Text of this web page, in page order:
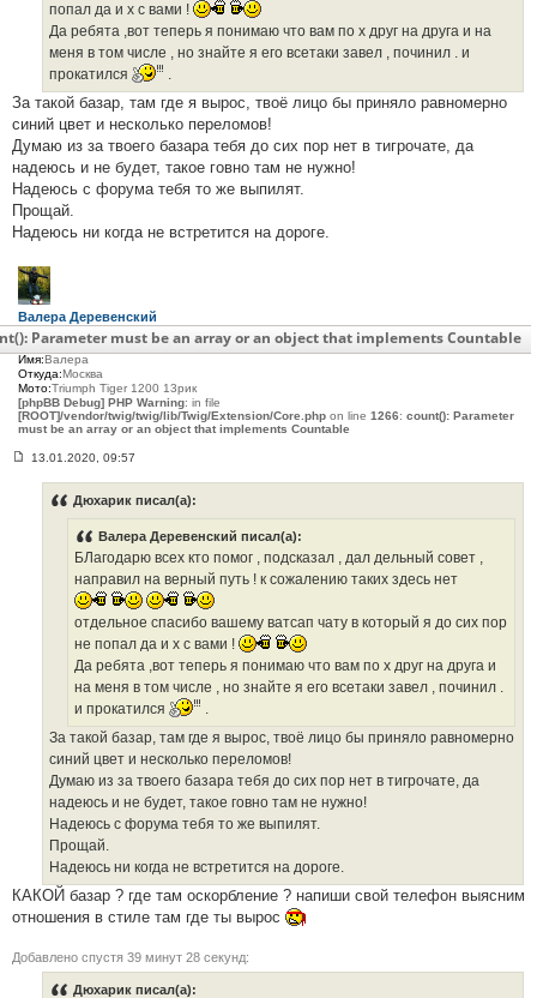
попал да и х с вами !
Да ребята ,вот теперь я понимаю что вам по х друг на друга и на
меня в том числе , но знайте я его всетаки завел , починил . и
прокатился
.
За такой базар, там где я вырос, твоё лицо бы приняло равномерно
синий цвет и несколько переломов!
Думаю из за твоего базара тебя до сих пор нет в тигрочате, да
надеюсь и не будет, такое говно там не нужно!
Надеюсь с форума тебя то же выпилят.
Прощай.
Надеюсь ни когда не встретится на дороге.
Валера Деревенский
Сообщения:27
С нами:6 лет 7 месяцев
Имя:Валера
Откуда:Москва
Мото:Triumph Tiger 1200 13рик
[phpBB Debug] PHP Warning: in file
[ROOT]/vendor/twig/twig/lib/Twig/Extension/Core.php on line 1266: count(): Parameter
must be an array or an object that implements Countable
Parameter must be an array or an object that implements Countable
13.01.2020, 09:57
Дюхарик писал(а):
Валера Деревенский писал(а):
БЛагодарю всех кто помог , подсказал , дал дельный совет ,
направил на верный путь ! к сожалению таких здесь нет
отдельное спасибо вашему ватсап чату в который я до сих пор
не попал да и х с вами !
Да ребята ,вот теперь я понимаю что вам по х друг на друга и
на меня в том числе , но знайте я его всетаки завел , починил .
и прокатился
За такой базар, там где я вырос, твоё лицо бы приняло равномерно
синий цвет и несколько переломов!
Думаю из за твоего базара тебя до сих пор нет в тигрочате, да
надеюсь и не будет, такое говно там не нужно!
Надеюсь с форума тебя то же выпилят.
Прощай.
Надеюсь ни когда не встретится на дороге.
КАКОЙ базар ? где там оскорбление ? напиши свой телефон выясним
отношения в стиле там где ты вырос
Добавлено спустя 39 минут 28 секунд:
Дюхарик писал(а):